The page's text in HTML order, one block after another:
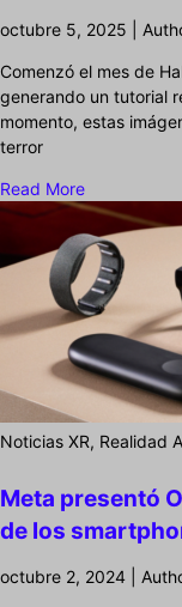
octubre 5, 2025 |
Comenzó el mes de
generando un tutorial
momento, estas
terror
Read More
Noticias XR, Realidad
Meta presentó
de los
octubre 2, 2024 |